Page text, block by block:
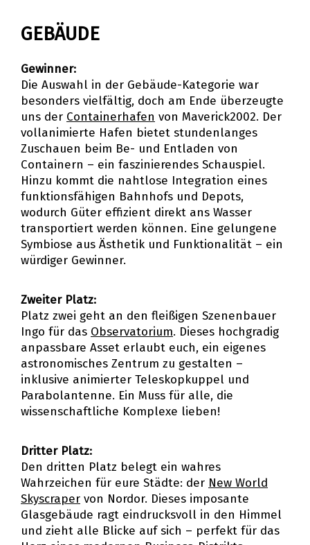
GEBÄUDE
Gewinner:
Die Auswahl in der Gebäude-Kategorie war
besonders vielfältig, doch am Ende überzeugte
uns der Containerhafen von Maverick2002. Der
vollanimierte Hafen bietet stundenlanges
Zuschauen beim Be- und Entladen von
Containern – ein faszinierendes Schauspiel.
Hinzu kommt die nahtlose Integration eines
funktionsfähigen Bahnhofs und Depots,
wodurch Güter effizient direkt ans Wasser
transportiert werden können. Eine gelungene
Symbiose aus Ästhetik und Funktionalität – ein
würdiger Gewinner.
Zweiter Platz:
Platz zwei geht an den fleißigen Szenenbauer
Ingo für das Observatorium. Dieses hochgradig
anpassbare Asset erlaubt euch, ein eigenes
astronomisches Zentrum zu gestalten –
inklusive animierter Teleskopkuppel und
Parabolantenne. Ein Muss für alle, die
wissenschaftliche Komplexe lieben!
Dritter Platz:
Den dritten Platz belegt ein wahres
Wahrzeichen für eure Städte: der New World
Skyscraper von Nordor. Dieses imposante
Glasgebäude ragt eindrucksvoll in den Himmel
und zieht alle Blicke auf sich – perfekt für das